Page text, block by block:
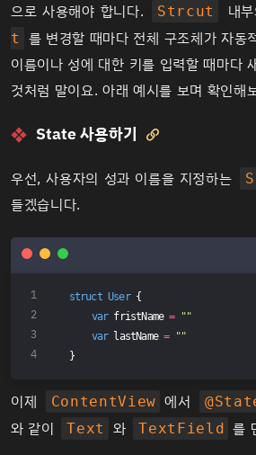
으로 사용해야 합니다.
Strcut 내
t
를 변경할 때마다 전체 구조체가 자동
이름이나 성에 대한 키를 입력할 때마다
것처럼 말이요. 아래 예시를 보며 확인해
State 사용하기 
우선, 사용자의 성과 이름을 지정하는
들겠습니다.
struct User {
var fristName =
""
var lastName =
""
}
이제 ContentView 에서
와 같이
Text 와 TextField 를